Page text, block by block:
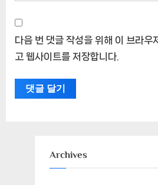
다음 번 댓글 작성을 위해 이 브라우
고 웹사이트를 저장합니다.
Archives